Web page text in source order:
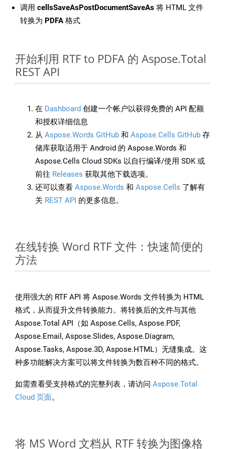
调用 cellsSaveAsPostDocumentSaveAs 将 HTML 文件
转换为 PDFA 格式
开始利用 RTF to PDFA 的 Aspose.Total
REST API
在 Dashboard 创建一个帐户以获得免费的 API 配额
和授权详细信息
从 Aspose.Words GitHub 和 Aspose.Cells GitHub 存
储库获取适用于 Android 的 Aspose.Words 和
Aspose.Cells Cloud SDKs 以自行编译/使用 SDK 或
前往 Releases 获取其他下载选项。
还可以查看 Aspose.Words 和 Aspose.Cells 了解有
关 REST API 的更多信息。
在线转换 Word RTF 文件：快速简便的
方法
使用强大的 RTF API 将 Aspose.Words 文件转换为 HTML
格式，从而提升文件转换能力。将转换后的文件与其他
Aspose.Total API（如 Aspose.Cells, Aspose.PDF,
Aspose.Email, Aspose.Slides, Aspose.Diagram,
Aspose.Tasks, Aspose.3D, Aspose.HTML）无缝集成。这
种多功能解决方案可以将文件转换为数百种不同的格式。
如需查看受支持格式的完整列表，请访问 Aspose.Total
Cloud 页面。
将 MS Word 文档从 RTF 转换为图像格